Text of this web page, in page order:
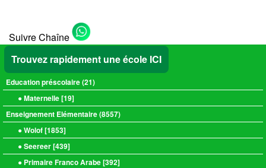
Suivre Chaîne
Trouvez rapidement une école ICI
Education préscolaire (21)
● Maternelle [19]
Enseignement Elémentaire (8557)
● Wolof [1853]
● Seereer [439]
● Primaire Franco Arabe [392]